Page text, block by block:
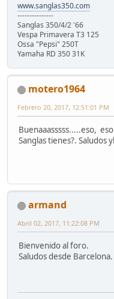
www.sanglas350.com
---------------
Sanglas 350/4/2 '66
Vespa Primavera T3 125
Ossa "Pepsi" 250T
Yamaha RD 350 31K
motero1964
Febrero 20, 2017, 12:51:01 PM
Buenaaasssss.....eso,
Sanglas tienes?. Saludos
armand
Abril 02, 2017, 11:22:08 PM
Bienvenido al foro.
Saludos desde Barcelona.